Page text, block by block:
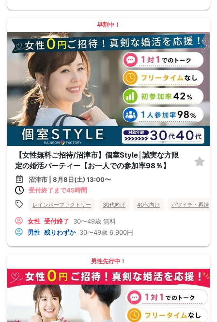
早割中！
【女性無料ご招待/沼津市】個室Style│誠実な方限
定の婚活パーティー【お一人での参加率98％】
沼津市 | 8月8日(土) 13:00〜
受付終了まで45時間
レインボーファクトリー 30代向け 40代向け バツイチ・再婚
女性 受付終了 30〜49歳 無料
男性 残りわずか 30〜49歳 6,900円
男性先行中！